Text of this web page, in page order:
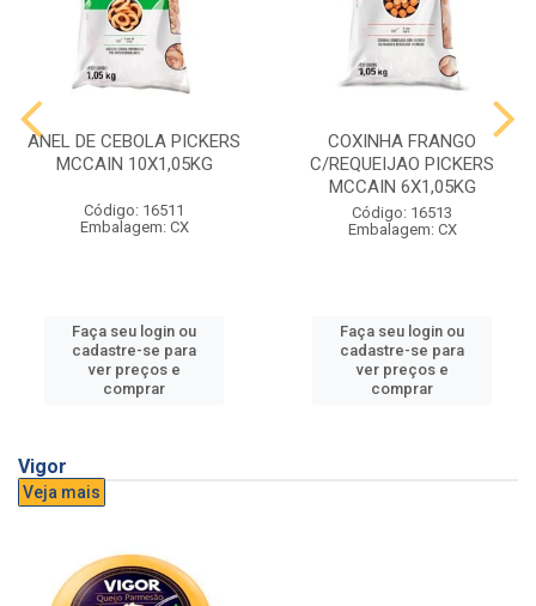
ANEL DE CEBOLA PICKERS
MCCAIN 10X1,05KG
Código: 16511
Embalagem: CX
Faça seu login ou
cadastre-se para
ver preços e
comprar
COXINHA FRANGO
C/REQUEIJAO PICKERS
MCCAIN 6X1,05KG
Código: 16513
Embalagem: CX
Faça seu login ou
cadastre-se para
ver preços e
comprar
Vigor
Veja mais